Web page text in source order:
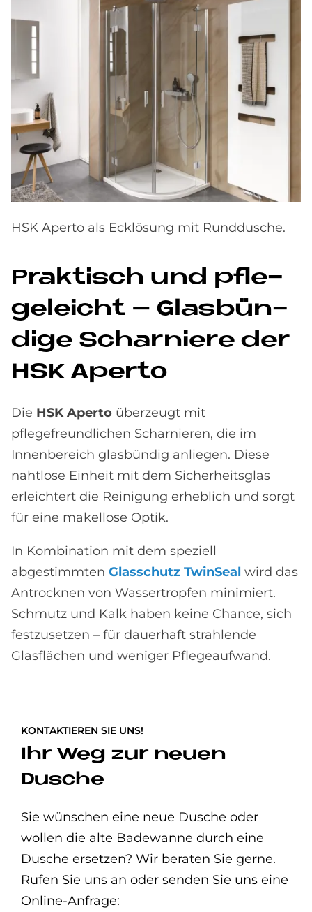
HSK Aperto als Ecklösung mit Runddusche.
Prak­tisch und pfle­
ge­leicht – Glas­bün­
di­ge Schar­nie­re der
HSK Aper­to
Die HSK Aperto überzeugt mit
pflegefreundlichen Scharnieren, die im
Innenbereich glasbündig anliegen. Diese
nahtlose Einheit mit dem Sicherheitsglas
erleichtert die Reinigung erheblich und sorgt
für eine makellose Optik.
In Kombination mit dem speziell
abgestimmten Glasschutz TwinSeal wird das
Antrocknen von Wassertropfen minimiert.
Schmutz und Kalk haben keine Chance, sich
festzusetzen – für dauerhaft strahlende
Glasflächen und weniger Pflegeaufwand.
KONTAKTIEREN SIE UNS!
Ihr Weg zur neuen
Dusche
Sie wünschen eine neue Dusche oder
wollen die alte Badewanne durch eine
Dusche ersetzen? Wir beraten Sie gerne.
Rufen Sie uns an oder senden Sie uns eine
Online-Anfrage: